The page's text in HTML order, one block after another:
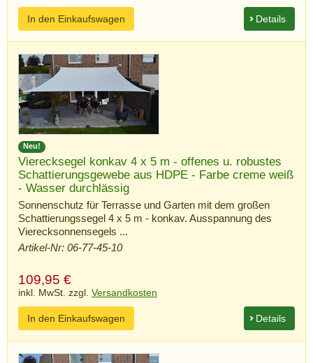
Details
In den Einkaufswagen
Neu!
Vierecksegel konkav 4 x 5 m - offenes u. robustes
Schattierungsgewebe aus HDPE - Farbe creme weiß
- Wasser durchlässig
Sonnenschutz für Terrasse und Garten mit dem großen
Schattierungssegel 4 x 5 m - konkav. Ausspannung des
Vierecksonnensegels ...
Artikel-Nr: 06-77-45-10
109,95 €
inkl. MwSt. zzgl. Versandkosten
Details
In den Einkaufswagen